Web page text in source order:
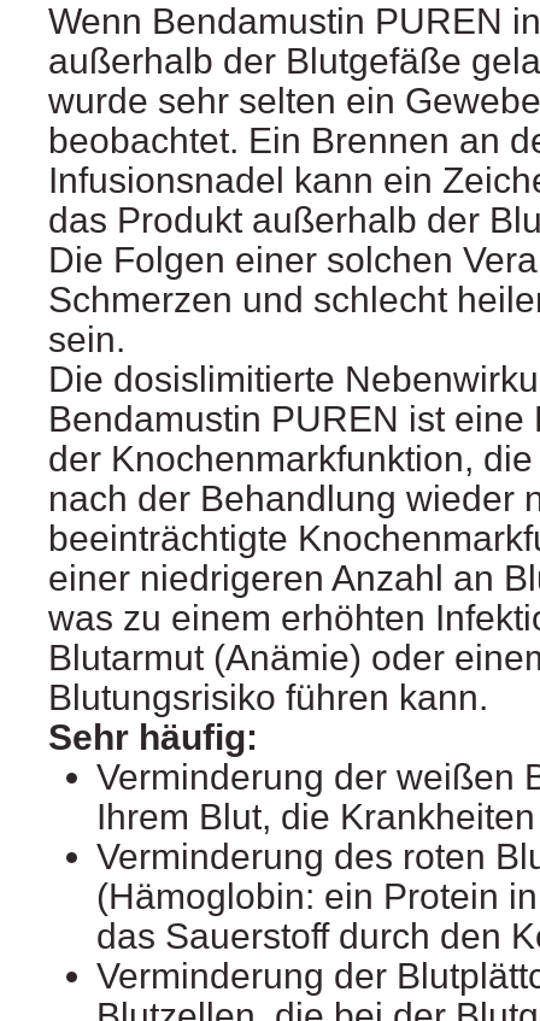
Wenn Bendamustin PUREN
außerhalb der Blutgefäße
wurde sehr selten ein
beobachtet. Ein Brennen an
Infusionsnadel kann ein
das Produkt außerhalb der
Die Folgen einer solchen
Schmerzen und schlecht
sein.
Die dosislimitierte
Bendamustin PUREN ist eine
der Knochenmarkfunktion,
nach der Behandlung wieder
beeinträchtigte
einer niedrigeren Anzahl an
was zu einem erhöhten
Blutarmut (Anämie) oder
Blutungsrisiko führen kann.
Sehr häufig:
Verminderung der weißen
Ihrem Blut, die
Verminderung des roten
(Hämoglobin: ein Protein
das Sauerstoff durch den
Verminderung der